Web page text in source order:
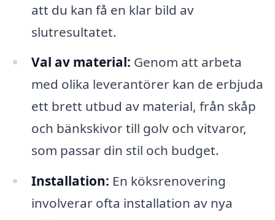
att du kan få en klar bild av
slutresultatet.
Val av material: Genom att arbeta
med olika leverantörer kan de erbjuda
ett brett utbud av material, från skåp
och bänkskivor till golv och vitvaror,
som passar din stil och budget.
Installation: En köksrenovering
involverar ofta installation av nya